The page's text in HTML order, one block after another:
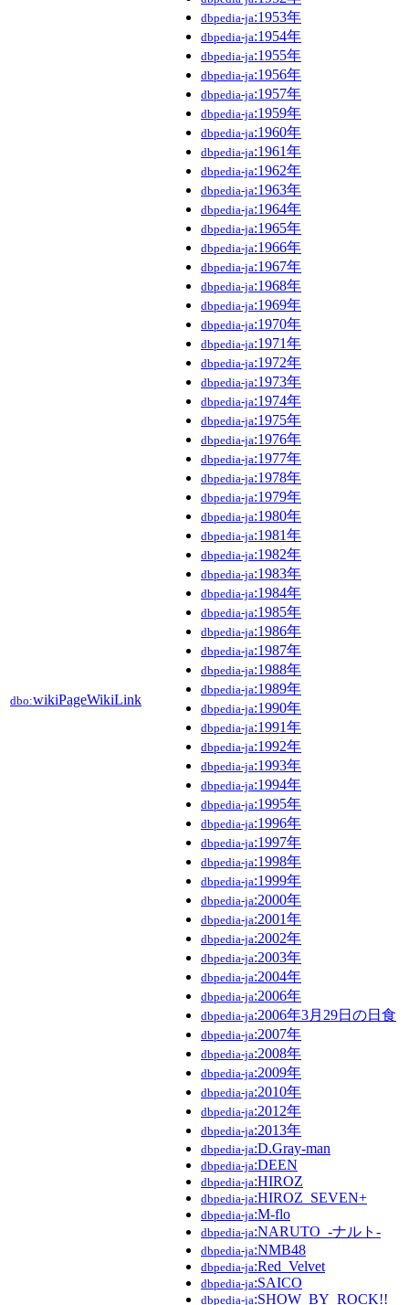
dbo:wikiPageWikiLink
dbpedia-ja:1953年
dbpedia-ja:1954年
dbpedia-ja:1955年
dbpedia-ja:1956年
dbpedia-ja:1957年
dbpedia-ja:1959年
dbpedia-ja:1960年
dbpedia-ja:1961年
dbpedia-ja:1962年
dbpedia-ja:1963年
dbpedia-ja:1964年
dbpedia-ja:1965年
dbpedia-ja:1966年
dbpedia-ja:1967年
dbpedia-ja:1968年
dbpedia-ja:1969年
dbpedia-ja:1970年
dbpedia-ja:1971年
dbpedia-ja:1972年
dbpedia-ja:1973年
dbpedia-ja:1974年
dbpedia-ja:1975年
dbpedia-ja:1976年
dbpedia-ja:1977年
dbpedia-ja:1978年
dbpedia-ja:1979年
dbpedia-ja:1980年
dbpedia-ja:1981年
dbpedia-ja:1982年
dbpedia-ja:1983年
dbpedia-ja:1984年
dbpedia-ja:1985年
dbpedia-ja:1986年
dbpedia-ja:1987年
dbpedia-ja:1988年
dbpedia-ja:1989年
dbpedia-ja:1990年
dbpedia-ja:1991年
dbpedia-ja:1992年
dbpedia-ja:1993年
dbpedia-ja:1994年
dbpedia-ja:1995年
dbpedia-ja:1996年
dbpedia-ja:1997年
dbpedia-ja:1998年
dbpedia-ja:1999年
dbpedia-ja:2000年
dbpedia-ja:2001年
dbpedia-ja:2002年
dbpedia-ja:2003年
dbpedia-ja:2004年
dbpedia-ja:2006年
dbpedia-ja:2006年3月29日の日食
dbpedia-ja:2007年
dbpedia-ja:2008年
dbpedia-ja:2009年
dbpedia-ja:2010年
dbpedia-ja:2012年
dbpedia-ja:2013年
dbpedia-ja:D.Gray-man
dbpedia-ja:DEEN
dbpedia-ja:HIROZ
dbpedia-ja:HIROZ_SEVEN+
dbpedia-ja:M-flo
dbpedia-ja:NARUTO_-ナルト-
dbpedia-ja:NMB48
dbpedia-ja:Red_Velvet
dbpedia-ja:SAICO
dbpedia-ja:SHOW_BY_ROCK!!